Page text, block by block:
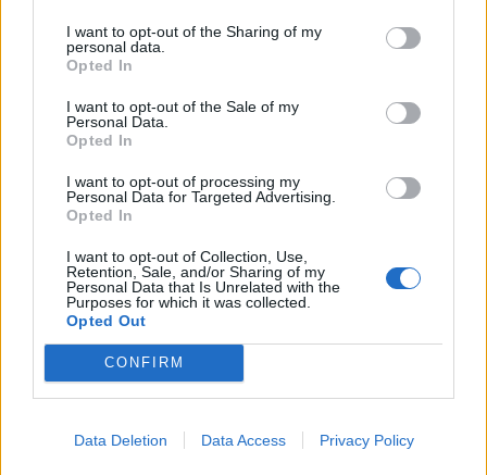
I want to opt-out of the Sharing of my
personal data.
Opted In
I want to opt-out of the Sale of my
Personal Data.
Opted In
I want to opt-out of processing my
Personal Data for Targeted Advertising.
Opted In
I want to opt-out of Collection, Use,
Retention, Sale, and/or Sharing of my
Personal Data that Is Unrelated with the
Purposes for which it was collected.
Opted Out
CONFIRM
Data Deletion Data Access Privacy Policy
KEDVES OLVASÓNK!
A keresett cikk a portfolio.hu hírarchívumához
regisztrációhoz kötött.
Az előfizetés a következőket tartalmazza:
Portfolio.hu teljes cikkarchívum
Kötéslisták: BÉT elmúlt 2 év napon belüli
Előfizetés
MÁR ELŐFIZETŐNK VAGY?